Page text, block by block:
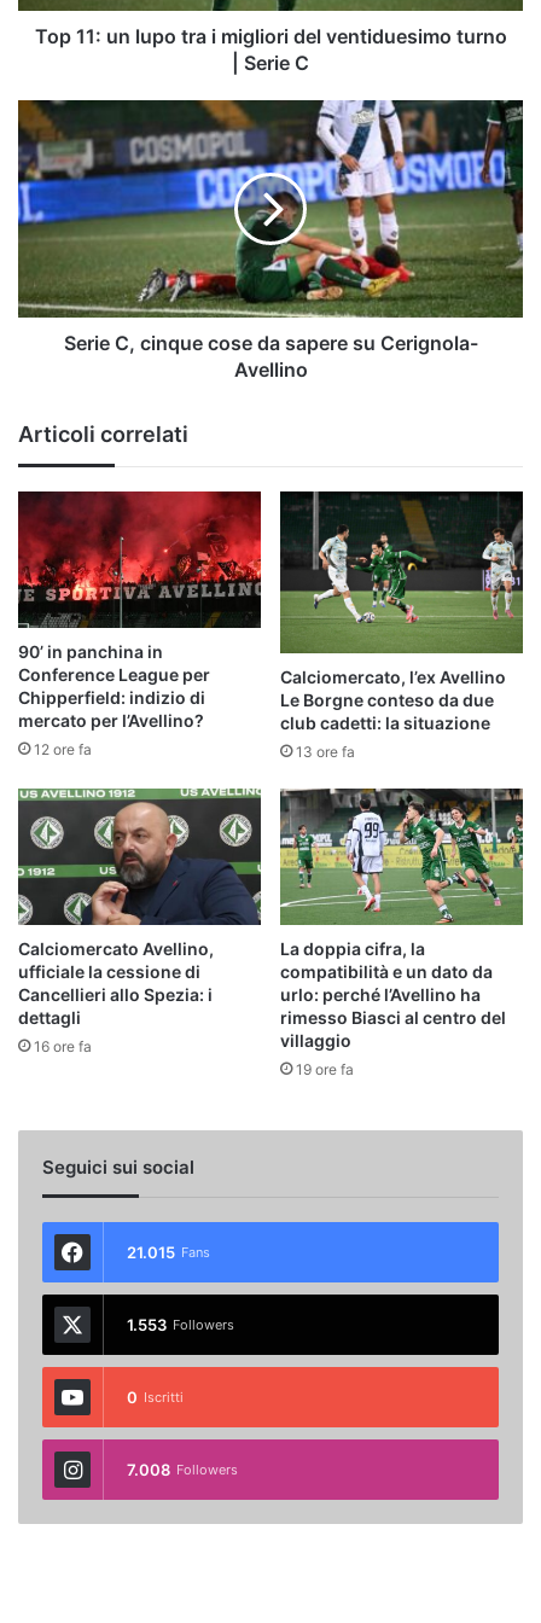
ventiduesimo
turno
Top 11: un lupo tra i migliori del ventiduesimo turno
| Serie C
Serie
C,
cinque
cose
da
sapere
Cerignola-
Avellino
Serie C, cinque cose da sapere su Cerignola-
Avellino
Articoli correlati
90’ in panchina in
Conference League per
Chipperfield: indizio di
mercato per l’Avellino?
12 ore fa
Calciomercato, l’ex Avellino
Le Borgne conteso da due
club cadetti: la situazione
13 ore fa
Calciomercato Avellino,
ufficiale la cessione di
Cancellieri allo Spezia: i
dettagli
16 ore fa
La doppia cifra, la
compatibilità e un dato da
urlo: perché l’Avellino ha
rimesso Biasci al centro del
villaggio
19 ore fa
Seguici sui social
21.015 Fans
1.553 Followers
0 Iscritti
7.008 Followers